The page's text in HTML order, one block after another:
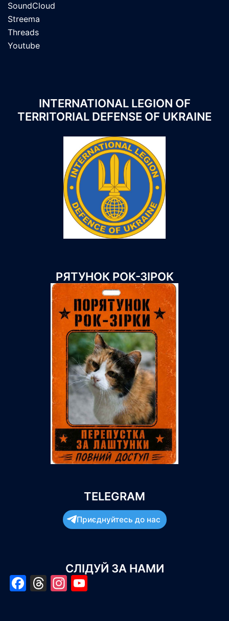
SoundCloud
Streema
Threads
Youtube
INTERNATIONAL LEGION OF
TERRITORIAL DEFENSE OF UKRAINE
РЯТУНОК РОК-ЗІРОК
TELEGRAM
Приєднуйтесь до нас
СЛІДУЙ ЗА НАМИ
Facebook
Threads
Instagram